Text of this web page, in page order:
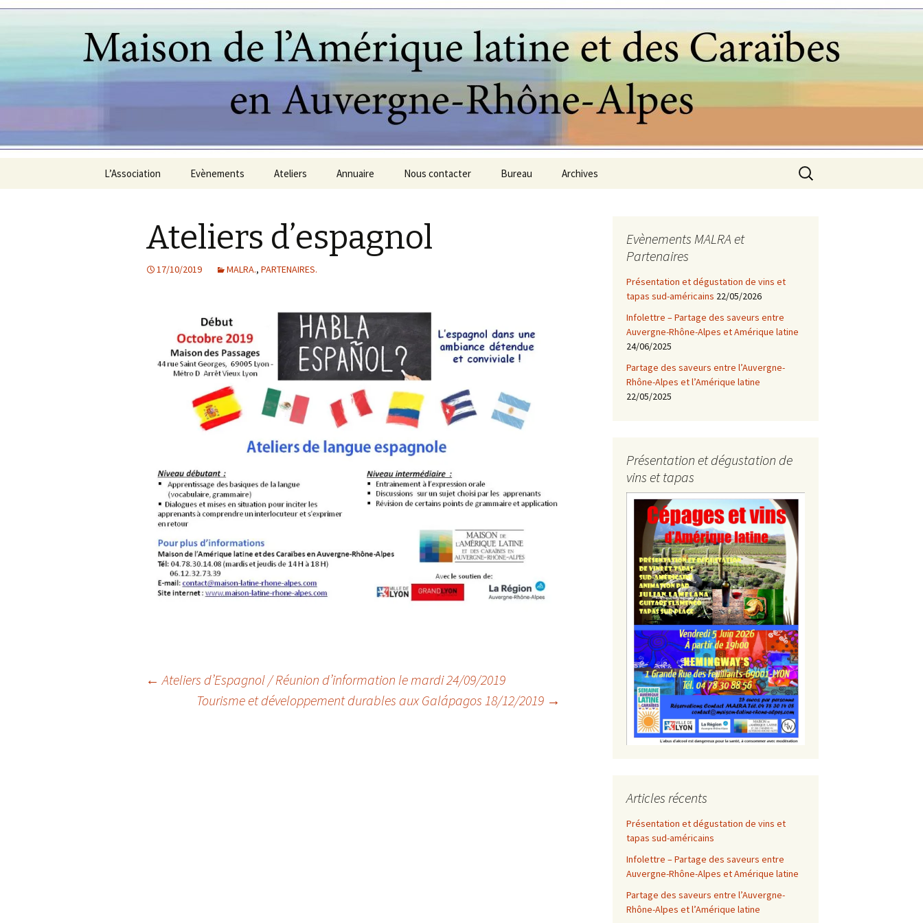
Aller
L’Association Evènements
PARTENAIRES
Ateliers
Langues Francais et
Annuaire
Agences de voyage
Nous contacter Bureau Archives Rechercher :
Ateliers d’espagnol
17/10/2019 MALRA., PARTENAIRES.
← Ateliers d’Espagnol / Réunion d’information le mardi 24/09/2019
Tourisme et développement durables aux Galápagos 18/12/2019 →
Evènements MALRA et
Partenaires
Présentation et dégustation de vins et
tapas sud-américains 22/05/2026
Infolettre – Partage des saveurs entre
Auvergne-Rhône-Alpes et Amérique latine
24/06/2025
Partage des saveurs entre l’Auvergne-
Rhône-Alpes et l’Amérique latine
22/05/2025
Présentation et dégustation de
vins et tapas
Articles récents
Présentation et dégustation de vins et
tapas sud-américains
Infolettre – Partage des saveurs entre
Auvergne-Rhône-Alpes et Amérique latine
Partage des saveurs entre l’Auvergne-
Rhône-Alpes et l’Amérique latine